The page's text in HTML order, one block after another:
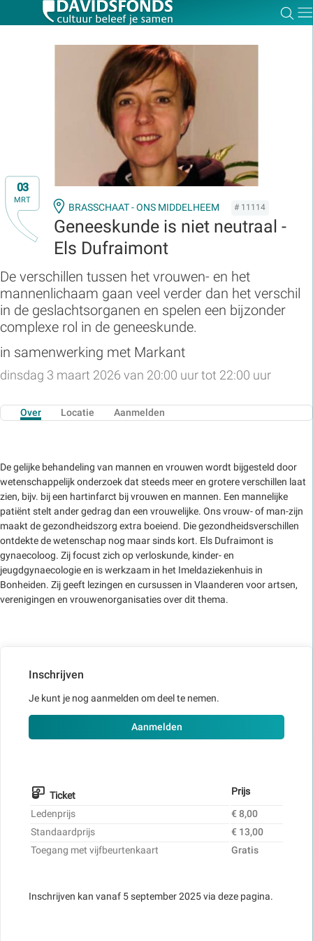
03
MRT
BRASSCHAAT - ONS MIDDELHEEM # 11114
Geneeskunde is niet neutraal -
Els Dufraimont
De verschillen tussen het vrouwen- en het
mannenlichaam gaan veel verder dan het verschil
in de geslachtsorganen en spelen een bijzonder
complexe rol in de geneeskunde.
in samenwerking met Markant
dinsdag 3 maart 2026 van 20:00 uur tot 22:00 uur
Over Locatie Aanmelden
De gelijke behandeling van mannen en vrouwen wordt bijgesteld door
wetenschappelijk onderzoek dat steeds meer en grotere verschillen laat
zien, bijv. bij een hartinfarct bij vrouwen en mannen. Een mannelijke
patiënt stelt ander gedrag dan een vrouwelijke. Ons vrouw- of man-zijn
maakt de gezondheidszorg extra boeiend. Die gezondheidsverschillen
ontdekte de wetenschap nog maar sinds kort. Els Dufraimont is
gynaecoloog. Zij focust zich op verloskunde, kinder- en
jeugdgynaecologie en is werkzaam in het Imeldaziekenhuis in
Bonheiden. Zij geeft lezingen en cursussen in Vlaanderen voor artsen,
verenigingen en vrouwenorganisaties over dit thema.
Inschrijven
Je kunt je nog aanmelden om deel te nemen.
Aanmelden
Ticket
Prijs
Ledenprijs
€ 8,00
Standaardprijs
€ 13,00
Toegang met vijfbeurtenkaart
Gratis
Inschrijven kan vanaf 5 september 2025 via deze pagina.